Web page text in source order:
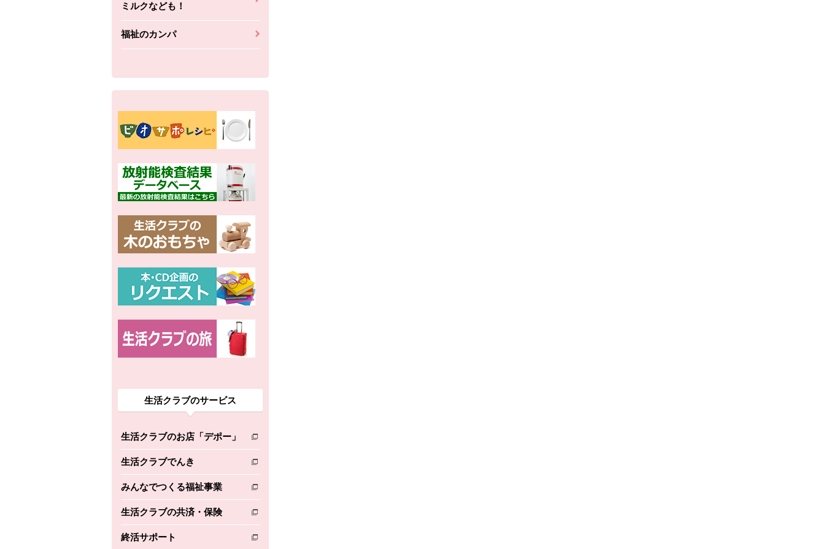
ミルクなども！
福祉のカンパ
生活クラブのサービス
生活クラブのお店「デポー」
別のウィンドウで開きます。
生活クラブでんき
別のウィンドウで開きます。
みんなでつくる福祉事業
別のウィンドウで開きます。
生活クラブの共済・保険
別のウィンドウで開きます。
終活サポート
別のウィンドウで開きます。